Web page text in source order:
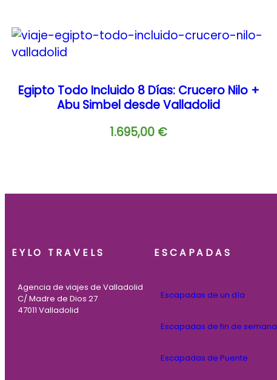
Egipto Todo Incluido 8 Días: Crucero Nilo +
Abu Simbel desde Valladolid
1.695,00 €
EYLO TRAVELS
Agencia de viajes de Valladolid
C/ Madre de Dios 27
47011 Valladolid
ESCAPADAS
Escapadas de un día
Escapadas de fin de semana
Escapadas de Puente